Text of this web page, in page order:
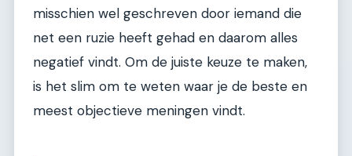
misschien wel geschreven door iemand die
net een ruzie heeft gehad en daarom alles
negatief vindt. Om de juiste keuze te maken,
is het slim om te weten waar je de beste en
meest objectieve meningen vindt.